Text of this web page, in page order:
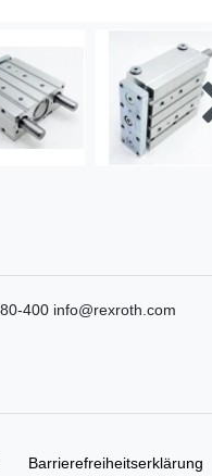
400 info@rexroth.com
Barrierefreiheitserklärung